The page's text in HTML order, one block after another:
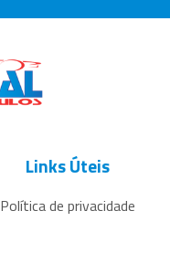
Links Úteis
Política de privacidade